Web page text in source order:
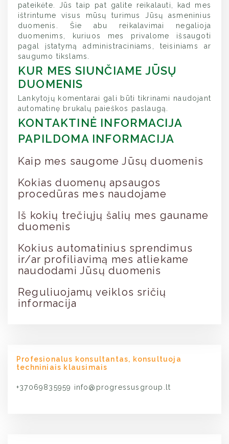
pateikėte. Jūs taip pat galite reikalauti, kad mes
ištrintume visus mūsų turimus Jūsų asmeninius
duomenis. Šie abu reikalavimai negalioja
duomenims, kuriuos mes privalome išsaugoti
pagal įstatymą administraciniams, teisiniams ar
saugumo tikslams.
KUR MES SIUNČIAME JŪSŲ
DUOMENIS
Lankytojų komentarai gali būti tikrinami naudojant
automatinę brukalų paieškos paslaugą.
KONTAKTINĖ INFORMACIJA
PAPILDOMA INFORMACIJA
Kaip mes saugome Jūsų duomenis
Kokias duomenų apsaugos
procedūras mes naudojame
Iš kokių trečiųjų šalių mes gauname
duomenis
Kokius automatinius sprendimus
ir/ar profiliavimą mes atliekame
naudodami Jūsų duomenis
Reguliuojamų veiklos sričių
informacija
Profesionalus konsultantas, konsultuoja
techniniais klausimais
+37069835959 info@progressusgroup.lt